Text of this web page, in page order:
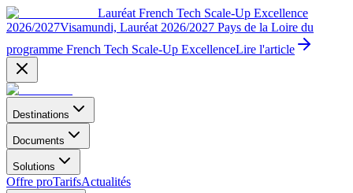
Lauréat French Tech Scale-Up Excellence
2026/2027Visamundi, Lauréat 2026/2027 Pays de la Loire du
programme French Tech Scale-Up ExcellenceLire l'article
Destinations
Documents
Solutions
Offre proTarifsActualités